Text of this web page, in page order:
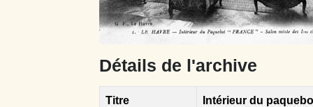
Détails de l'archive
Titre
Intérieur du